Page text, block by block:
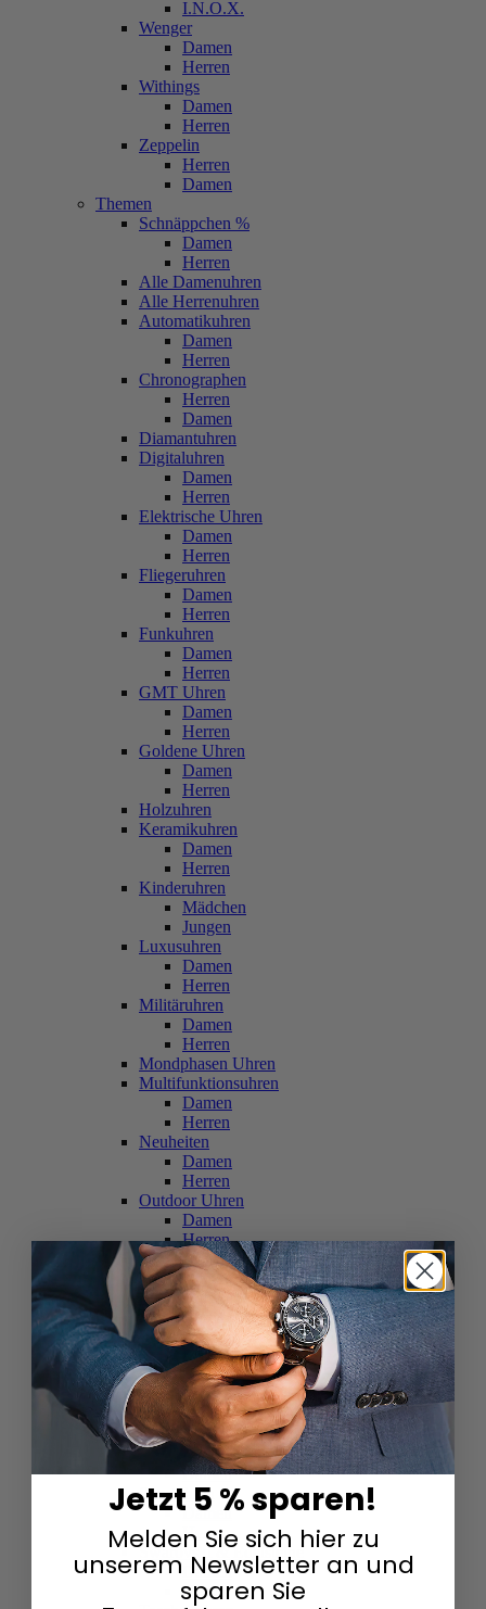
I.N.O.X.
Wenger
Damen
Herren
Withings
Damen
Herren
Zeppelin
Herren
Damen
Themen
Schnäppchen %
Damen
Herren
Alle Damenuhren
Alle Herrenuhren
Automatikuhren
Damen
Herren
Chronographen
Herren
Damen
Diamantuhren
Digitaluhren
Damen
Herren
Elektrische Uhren
Damen
Herren
Fliegeruhren
Damen
Herren
Funkuhren
Damen
Herren
GMT Uhren
Damen
Herren
Goldene Uhren
Damen
Herren
Holzuhren
Keramikuhren
Damen
Herren
Kinderuhren
Mädchen
Jungen
Luxusuhren
Damen
Herren
Militäruhren
Damen
Herren
Mondphasen Uhren
Multifunktionsuhren
Damen
Herren
Neuheiten
Damen
Herren
Outdoor Uhren
Damen
Herren
Schweizer Uhren
Damen
Herren
Skelettuhren
Damen
Herren
Smartwatches
Damen
Herren
Solaruhren
Herren
Damen
Sportuhren
Damen
Herren
Swarovski & Edelsteine
Damen
Herren
Jetzt 5 % sparen!
Melden Sie sich hier zu
unserem Newsletter an und
sparen Sie